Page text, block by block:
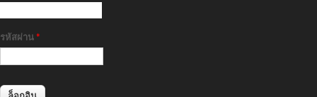
รหัสผ่าน *